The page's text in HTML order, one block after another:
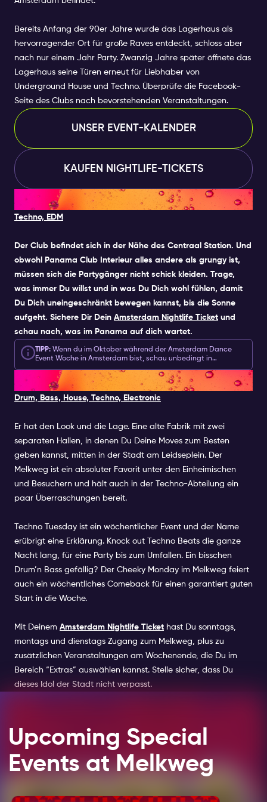
mit und verlieren Sie sich im Rhythmus – im John
Musik: Tech House, Techno, MinimalLine-up:
Amsterdam's Finest - John Doe
ResidenceKleiderordnung: CasualAlter: 18+Veranstaltungszeit:
- 08:00 (be inside before 1 AM)
Gästelisten-Information: Sie werden auf die
indem Sie es zusammen mit Ihrem Amsterdam
Nightlife Ticket auswählen. Sie können pro Tag
Bereits Anfang der 90er Jahre wurde das Lagerhaus als
hervorragender Ort für große Raves entdeckt, schloss aber
nach nur einem Jahr Party. Zwanzig Jahre später öffnete das
Lagerhaus seine Türen erneut für Liebhaber von
Underground House und Techno. Überprüfe die Facebook-
Seite des Clubs nach bevorstehenden Veranstaltungen.
UNSER EVENT-KALENDER
KAUFEN NIGHTLIFE-TICKETS
3. CLUB PANAMA
Techno, EDM
Der Club befindet sich in der Nähe des Centraal Station. Und
obwohl Panama Club Interieur alles andere als grungy ist,
müssen sich die Partygänger nicht schick kleiden. Trage,
was immer Du willst und in was Du Dich wohl fühlen, damit
Du Dich uneingeschränkt bewegen kannst, bis die Sonne
aufgeht. Sichere Dir Dein Amsterdam Nightlife Ticket und
schau nach, was im Panama auf dich wartet.
TIPP: Wenn du im Oktober während der Amsterdam Dance
Event Woche in Amsterdam bist, schau unbedingt in
besten ADE Techno Clubs, wie: John Doe, Club Atelier,
Panama, Melkweg & Het Sieraad:
John
Doe
Club Atelier, Panama,Melkweg
4. MELKWEG
Drum, Bass, House, Techno, Electronic
Er hat den Look und die Lage. Eine alte Fabrik mit zwei
separaten Hallen, in denen Du Deine Moves zum Besten
geben kannst, mitten in der Stadt am Leidseplein. Der
Melkweg ist ein absoluter Favorit unter den Einheimischen
und Besuchern und hält auch in der Techno-Abteilung ein
paar Überraschungen bereit.
Techno Tuesday ist ein wöchentlicher Event und der Name
erübrigt eine Erklärung. Knock out Techno Beats die ganze
Nacht lang, für eine Party bis zum Umfallen. Ein bisschen
Drum’n Bass gefällig? Der Cheeky Monday im Melkweg feiert
auch ein wöchentliches Comeback für einen garantiert guten
Start in die Woche.
Mit Deinem Amsterdam Nightlife Ticket hast Du sonntags,
montags und dienstags Zugang zum Melkweg, plus zu
zusätzlichen Veranstaltungen am Wochenende, die Du im
Bereich “Extras” auswählen kannst. Stelle sicher, dass Du
dieses Idol der Stadt nicht verpasst.
Upcoming Special
Events at Melkweg